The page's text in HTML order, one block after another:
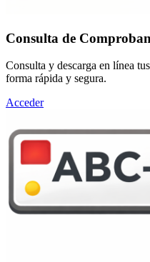
Consulta de
Consulta y descarga en línea
forma rápida y segura.
Acceder